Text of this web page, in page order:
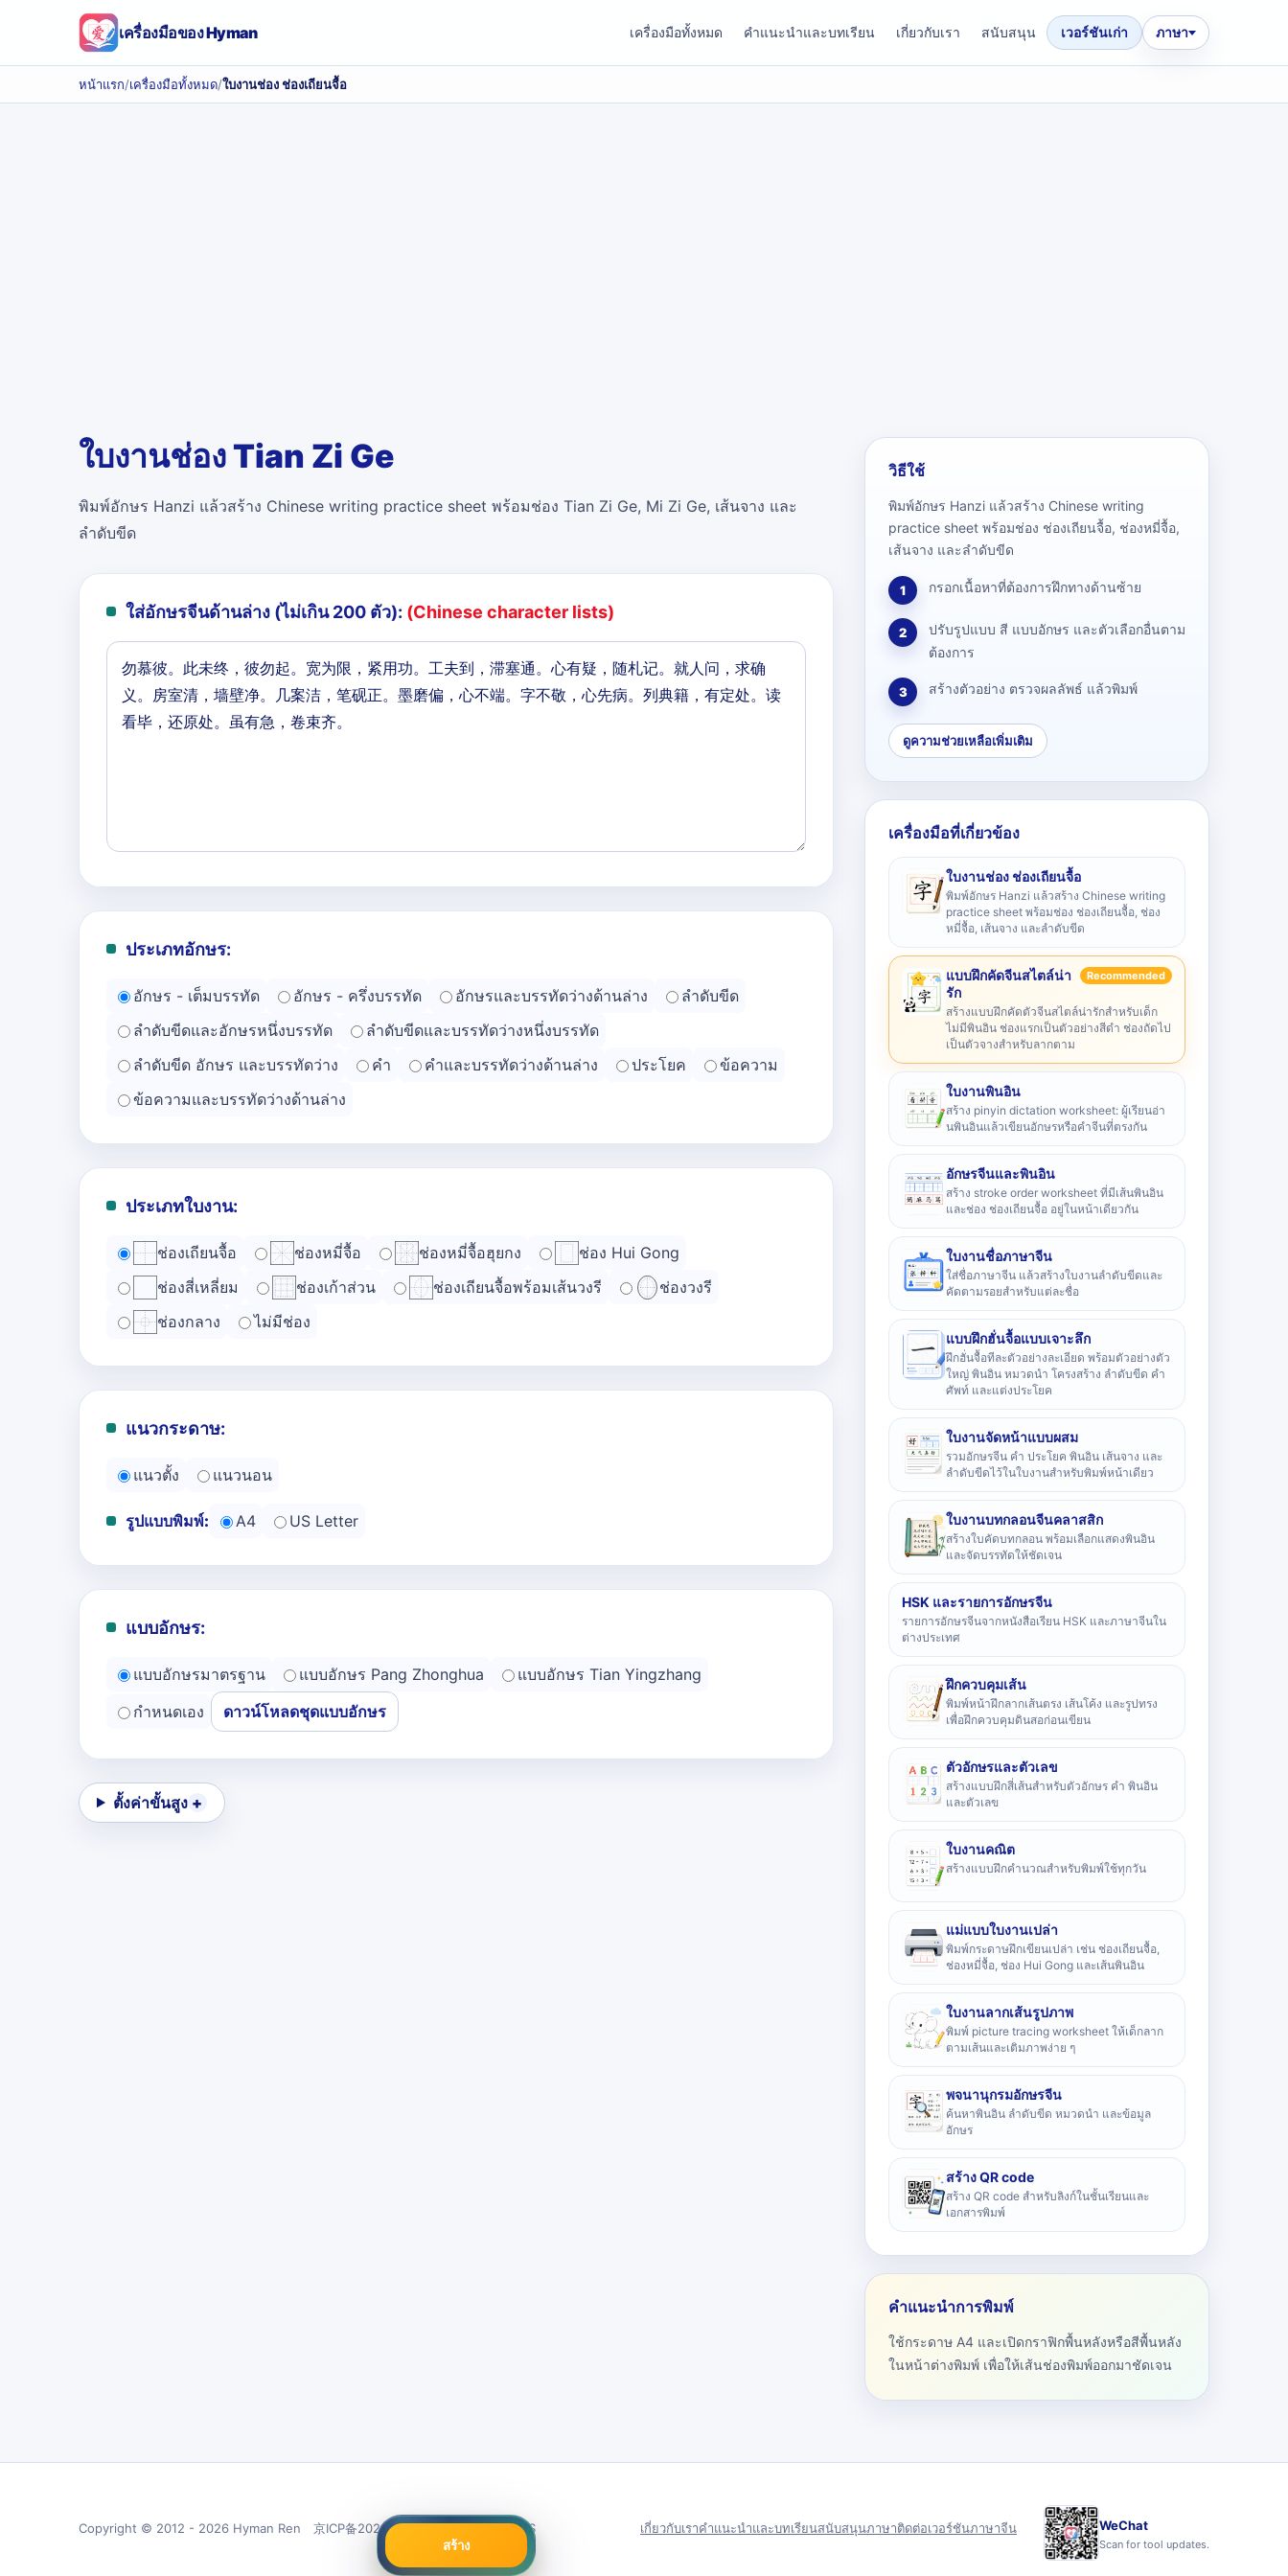
เครื่องมือของ Hyman เครื่องมือทั้งหมด คำแนะนำและบทเรียน เกี่ยวกับเรา สนับสนุน เวอร์ชันเก่า ภาษา
หน้าแรก/เครื่องมือทั้งหมด/ใบงานช่อง ช่องเถียนจื้อ
ใบงานช่อง Tian Zi Ge
พิมพ์อักษร Hanzi แล้วสร้าง Chinese writing practice sheet พร้อมช่อง Tian Zi Ge, Mi Zi Ge, เส้นจาง และ
ลำดับขีด
ใส่อักษรจีนด้านล่าง (ไม่เกิน 200 ตัว): (Chinese character lists)
ประเภทอักษร:
อักษร - เต็มบรรทัด อักษร - ครึ่งบรรทัด อักษรและบรรทัดว่างด้านล่าง
ลำดับขีด
ลำดับขีดและอักษรหนึ่งบรรทัด
ลำดับขีดและบรรทัดว่างหนึ่งบรรทัด
ลำดับขีด อักษร และบรรทัดว่าง
คำ คำและบรรทัดว่างด้านล่าง ประโยค
ข้อความ
ข้อความและบรรทัดว่างด้านล่าง
ประเภทใบงาน:
ช่องเถียนจื้อ ช่องหมี่จื้อ ช่องหมี่จื้อฮุยกง
ช่อง Hui Gong
ช่องสี่เหลี่ยม
ช่องเก้าส่วน ช่องเถียนจื้อพร้อมเส้นวงรี
ช่องวงรี
ช่องกลาง
ไม่มีช่อง
แนวกระดาษ:
แนวตั้ง แนวนอน
รูปแบบพิมพ์: A4 US Letter
แบบอักษร:
แบบอักษรมาตรฐาน แบบอักษร Pang Zhonghua
แบบอักษร Tian Yingzhang
กำหนดเอง
ดาวน์โหลดชุดแบบอักษร
ตั้งค่าขั้นสูง
สร้าง
วิธีใช้
พิมพ์อักษร Hanzi แล้วสร้าง Chinese writing
practice sheet พร้อมช่อง ช่องเถียนจื้อ, ช่องหมี่จื้อ,
เส้นจาง และลำดับขีด
1 กรอกเนื้อหาที่ต้องการฝึกทางด้านซ้าย
2
ปรับรูปแบบ สี แบบอักษร และตัวเลือกอื่นตาม
ต้องการ
3 สร้างตัวอย่าง ตรวจผลลัพธ์ แล้วพิมพ์
ดูความช่วยเหลือเพิ่มเติม
เครื่องมือที่เกี่ยวข้อง
ใบงานช่อง ช่องเถียนจื้อ
พิมพ์อักษร Hanzi แล้วสร้าง Chinese writing
practice sheet พร้อมช่อง ช่องเถียนจื้อ, ช่อง
หมี่จื้อ, เส้นจาง และลำดับขีด
แบบฝึกคัดจีนสไตล์น่า
รัก
Recommended
สร้างแบบฝึกคัดตัวจีนสไตล์น่ารักสำหรับเด็ก
ไม่มีพินอิน ช่องแรกเป็นตัวอย่างสีดำ ช่องถัดไป
เป็นตัวจางสำหรับลากตาม
ใบงานพินอิน
สร้าง pinyin dictation worksheet: ผู้เรียนอ่า
นพินอินแล้วเขียนอักษรหรือคำจีนที่ตรงกัน
อักษรจีนและพินอิน
สร้าง stroke order worksheet ที่มีเส้นพินอิน
และช่อง ช่องเถียนจื้อ อยู่ในหน้าเดียวกัน
ใบงานชื่อภาษาจีน
ใส่ชื่อภาษาจีน แล้วสร้างใบงานลำดับขีดและ
คัดตามรอยสำหรับแต่ละชื่อ
แบบฝึกฮั่นจื้อแบบเจาะลึก
ฝึกฮั่นจื้อทีละตัวอย่างละเอียด พร้อมตัวอย่างตัว
ใหญ่ พินอิน หมวดนำ โครงสร้าง ลำดับขีด คำ
ศัพท์ และแต่งประโยค
ใบงานจัดหน้าแบบผสม
รวมอักษรจีน คำ ประโยค พินอิน เส้นจาง และ
ลำดับขีดไว้ในใบงานสำหรับพิมพ์หน้าเดียว
ใบงานบทกลอนจีนคลาสสิก
สร้างใบคัดบทกลอน พร้อมเลือกแสดงพินอิน
และจัดบรรทัดให้ชัดเจน
HSK และรายการอักษรจีน
รายการอักษรจีนจากหนังสือเรียน HSK และภาษาจีนใน
ต่างประเทศ
ฝึกควบคุมเส้น
พิมพ์หน้าฝึกลากเส้นตรง เส้นโค้ง และรูปทรง
เพื่อฝึกควบคุมดินสอก่อนเขียน
ตัวอักษรและตัวเลข
สร้างแบบฝึกสี่เส้นสำหรับตัวอักษร คำ พินอิน
และตัวเลข
ใบงานคณิต
สร้างแบบฝึกคำนวณสำหรับพิมพ์ใช้ทุกวัน
แม่แบบใบงานเปล่า
พิมพ์กระดาษฝึกเขียนเปล่า เช่น ช่องเถียนจื้อ,
ช่องหมี่จื้อ, ช่อง Hui Gong และเส้นพินอิน
ใบงานลากเส้นรูปภาพ
พิมพ์ picture tracing worksheet ให้เด็กลาก
ตามเส้นและเติมภาพง่าย ๆ
พจนานุกรมอักษรจีน
ค้นหาพินอิน ลำดับขีด หมวดนำ และข้อมูล
อักษร
สร้าง QR code
สร้าง QR code สำหรับลิงก์ในชั้นเรียนและ
เอกสารพิมพ์
คำแนะนำการพิมพ์
ใช้กระดาษ A4 และเปิดกราฟิกพื้นหลังหรือสีพื้นหลัง
ในหน้าต่างพิมพ์ เพื่อให้เส้นช่องพิมพ์ออกมาชัดเจน
Copyright © 2012 - 2026 Hyman Ren 京ICP备2021026679号 Server in: US เกี่ยวกับเราคำแนะนำและบทเรียนสนับสนุนภาษาติดต่อเวอร์ชันภาษาจีน WeChat
Scan for tool updates.